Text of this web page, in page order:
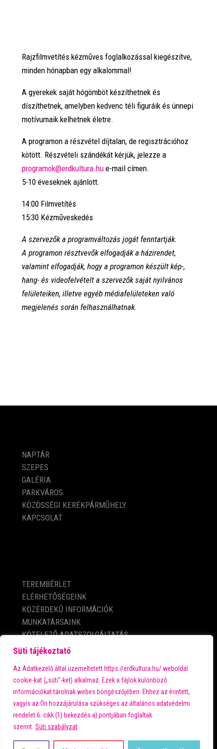
Süti tájékoztató
Az Adatkezelő által üzemeltetett https://erdkultura.hu/ weboldal
cookie-kat („süti”-ket) alkalmaz. Ezek a fájlok különböző
információkat tárolnak webes böngészőjében. Ehhez az érintett,
vagyis az Ön hozzájárulása szükséges az általános adatvédelmi
rendelet 6. cikk (1) bekezdés a) pontjában foglaltak
szerint. Süti szabályzat
Rajzfilmvetítés kézműves foglalkozással kiegészítve,
minden hónapban egy alkalommal!
A gyerekek saját hógömböt készíthetnek és
díszíthetnek, amelyben kedvenc téli figuráik és ünnepi
motívumaik kelhetnek életre.
A programon a részvétel díjtalan, de regisztrációhoz
kötött. Részvételi szándékát kérjük, jelezze a
programok@erdkultura.hue-mail címen.
5-10 éveseknek ajánlott.
14:00 Filmvetítés
15:30 Kézműveskedés
A szervezők a programváltozás jogát fenntartják.
A programon résztvevők elfogadják a házirendet,
valamint elfogadják, hogy a programon készült kép-,
hang- és videofelvételt a szervezők saját nyilvános
felületeiken, illetve egyéb médiafelületeken való
megjelenés során felhasználhatnak.
NAPTÁR
SZEPES
GALÉRIA
PARKVÁROS
KÖZÖSSÉGI KERÉKPÁRMŰHELY
KAPCSOLAT
TEREMBÉRLET
ELÉRHETŐSÉGEINK
KÖZÉRDEKŰ INFORMÁCIÓK
MUNKATÁRSAINK
KÖTELEZŐ ADATSZOLGÁLTATÁS
ADATVÉDELMI TÁJÉKOZTATÓ
A városi kultúra fő támogatója: